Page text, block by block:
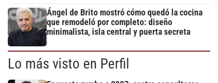
Ángel de Brito mostró cómo quedó la cocina
que remodeló por completo: diseño
minimalista, isla central y puerta secreta
Lo más visto en Perfil